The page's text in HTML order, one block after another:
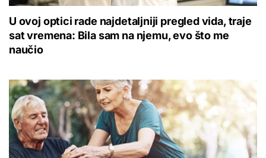
U ovoj optici rade najdetaljniji pregled vida, traje
sat vremena: Bila sam na njemu, evo što me
naučio